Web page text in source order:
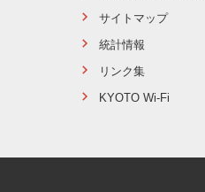
サイトマップ
統計情報
リンク集
KYOTO Wi-Fi